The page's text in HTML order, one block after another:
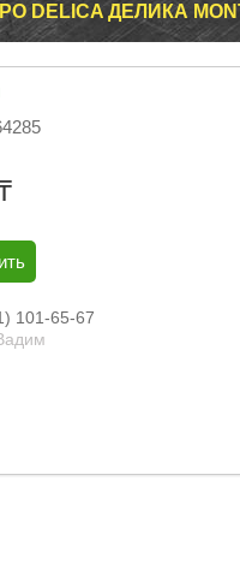
DELICA ДЕЛИКА
101-65-67